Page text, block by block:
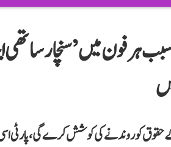
فون میں ’سنچار
کو روندنے کی کوشش کرے گی، پارٹی